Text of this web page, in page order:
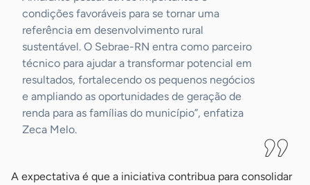
condições favoráveis para se tornar uma
referência em desenvolvimento rural
sustentável. O Sebrae-RN entra como parceiro
técnico para ajudar a transformar potencial em
resultados, fortalecendo os pequenos negócios
e ampliando as oportunidades de geração de
renda para as famílias do município”, enfatiza
Zeca Melo.
A expectativa é que a iniciativa contribua para consolidar